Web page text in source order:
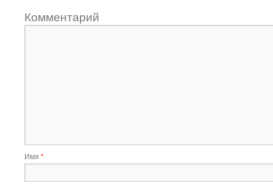
Комментарий
Имя *